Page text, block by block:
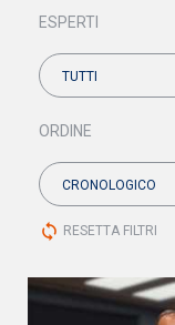
ESPERTI
TUTTI
ORDINE
CRONOLOGICO
sync RESETTA FILTRI